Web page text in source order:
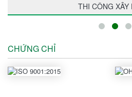
THI CÔNG XÂY
CHỨNG CHỈ